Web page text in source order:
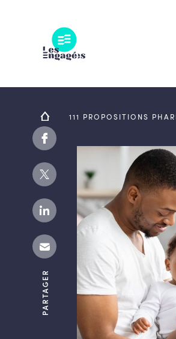
PARTAGER
111 PROPOSITIONS